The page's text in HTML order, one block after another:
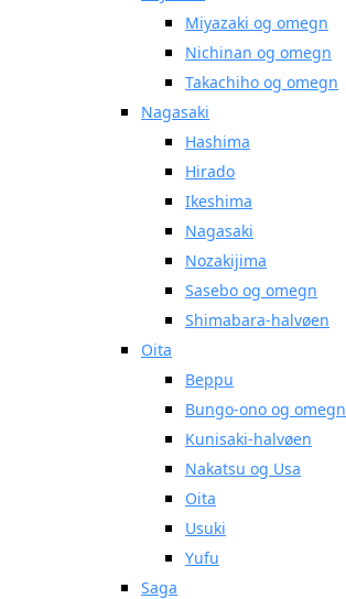
Miyazaki og omegn
Nichinan og omegn
Takachiho og omegn
Nagasaki
Hashima
Hirado
Ikeshima
Nagasaki
Nozakijima
Sasebo og omegn
Shimabara-halvøen
Oita
Beppu
Bungo-ono og omegn
Kunisaki-halvøen
Nakatsu og Usa
Oita
Usuki
Yufu
Saga